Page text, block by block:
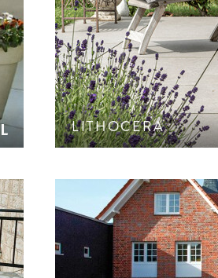
LITHOCERA
Keramikplatte in